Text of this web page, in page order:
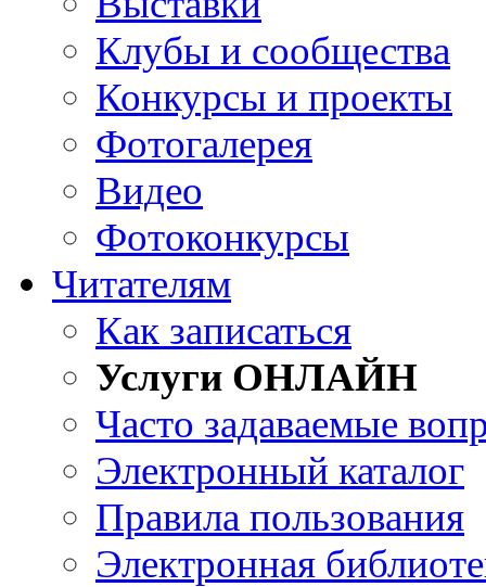
Клубы и сообщества
Конкурсы и проекты
Фотогалерея
Видео
Фотоконкурсы
Читателям
Как записаться
Услуги ОНЛАЙН
Часто задаваемые
Электронный каталог
Правила пользования
Электронная